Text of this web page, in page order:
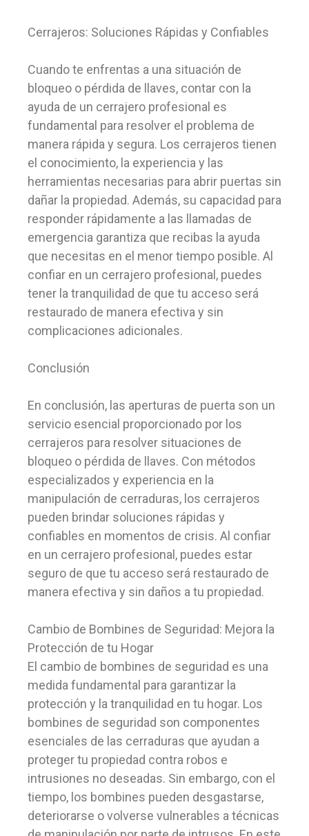
Cerrajeros: Soluciones Rápidas y Confiables
Cuando te enfrentas a una situación de
bloqueo o pérdida de llaves, contar con la
ayuda de un cerrajero profesional es
fundamental para resolver el problema de
manera rápida y segura. Los cerrajeros tienen
el conocimiento, la experiencia y las
herramientas necesarias para abrir puertas sin
dañar la propiedad. Además, su capacidad para
responder rápidamente a las llamadas de
emergencia garantiza que recibas la ayuda
que necesitas en el menor tiempo posible. Al
confiar en un cerrajero profesional, puedes
tener la tranquilidad de que tu acceso será
restaurado de manera efectiva y sin
complicaciones adicionales.
Conclusión
En conclusión, las aperturas de puerta son un
servicio esencial proporcionado por los
cerrajeros para resolver situaciones de
bloqueo o pérdida de llaves. Con métodos
especializados y experiencia en la
manipulación de cerraduras, los cerrajeros
pueden brindar soluciones rápidas y
confiables en momentos de crisis. Al confiar
en un cerrajero profesional, puedes estar
seguro de que tu acceso será restaurado de
manera efectiva y sin daños a tu propiedad.
Cambio de Bombines de Seguridad: Mejora la
Protección de tu Hogar
El cambio de bombines de seguridad es una
medida fundamental para garantizar la
protección y la tranquilidad en tu hogar. Los
bombines de seguridad son componentes
esenciales de las cerraduras que ayudan a
proteger tu propiedad contra robos e
intrusiones no deseadas. Sin embargo, con el
tiempo, los bombines pueden desgastarse,
deteriorarse o volverse vulnerables a técnicas